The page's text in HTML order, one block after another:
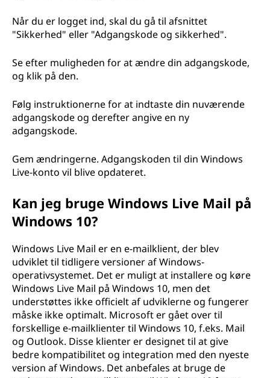
Når du er logget ind, skal du gå til afsnittet
"Sikkerhed" eller "Adgangskode og sikkerhed".
Se efter muligheden for at ændre din adgangskode,
og klik på den.
Følg instruktionerne for at indtaste din nuværende
adgangskode og derefter angive en ny
adgangskode.
Gem ændringerne. Adgangskoden til din Windows
Live-konto vil blive opdateret.
Kan jeg bruge Windows Live Mail på
Windows 10?
Windows Live Mail er en e-mailklient, der blev
udviklet til tidligere versioner af Windows-
operativsystemet. Det er muligt at installere og køre
Windows Live Mail på Windows 10, men det
understøttes ikke officielt af udviklerne og fungerer
måske ikke optimalt. Microsoft er gået over til
forskellige e-mailklienter til Windows 10, f.eks. Mail
og Outlook. Disse klienter er designet til at give
bedre kompatibilitet og integration med den nyeste
version af Windows. Det anbefales at bruge de